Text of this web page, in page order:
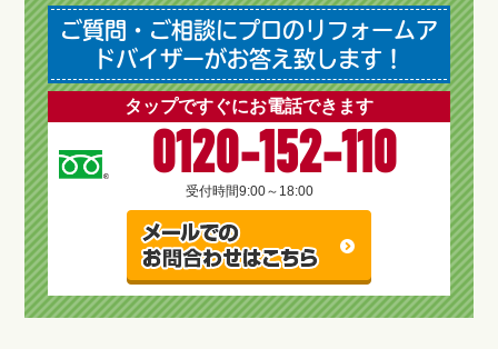
ご質問・ご相談にプロのリフォームア
ドバイザーがお答え致します！
タップですぐにお電話できます
0120-152-110
受付時間9:00～18:00